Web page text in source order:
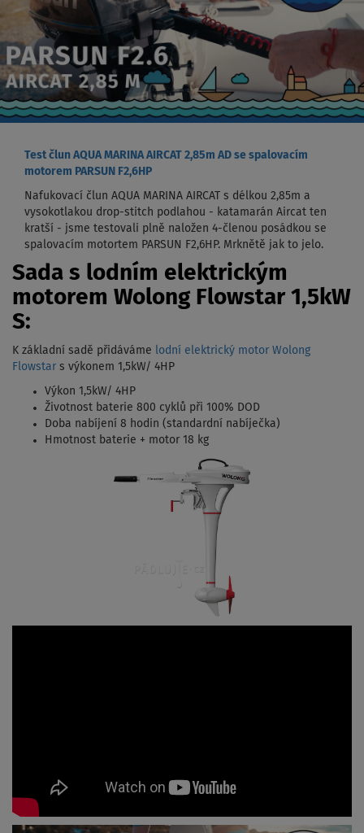
Test člun AQUA MARINA AIRCAT 2,85m AD se spalovacím
motorem PARSUN F2,6HP
Nafukovací člun AQUA MARINA AIRCAT s délkou 2,85m a
vysokotlakou drop-stitch podlahou - katamarán Aircat ten
kratší - jsme testovali plně naložen 4-členou posádkou se
spalovacím motortem PARSUN F2,6HP. Mrknětě jak to jelo.
Sada s lodním elektrickým
motorem Wolong Flowstar 1,5kW
S:
K základní sadě přidáváme lodní elektrický motor Wolong
Flowstar s výkonem 1,5kW/ 4HP
Výkon 1,5kW/ 4HP
Životnost baterie 800 cyklů při 100% DOD
Doba nabíjení 8 hodin (standardní nabíječka)
Hmotnost baterie + motor 18 kg